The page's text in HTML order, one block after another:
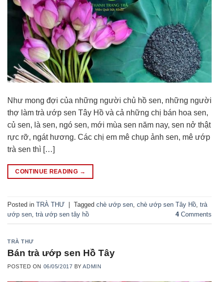
Như mong đợi của những người chủ hồ sen, những người
thợ làm trà ướp sen Tây Hồ và cả những chị bán hoa sen,
củ sen, là sen, ngó sen, mới mùa sen năm nay, sen nở thật
rực rỡ, ngát hương. Các chị em mê chụp ảnh sen, mê ướp
trà sen thì […]
CONTINUE READING →
Posted in TRÀ THƯ Tagged chè ướp sen, chè ướp sen Tây Hồ, trà
ướp sen, trà ướp sen tây hồ 4Comments
TRÀ THƯ
Bán trà ướp sen Hồ Tây
POSTED ON 06/05/2017 BYADMIN